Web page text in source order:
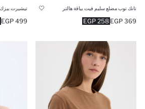
تانك توب مضلع سليم فيت بياقة هالتر
258 EGP 369 EGP
499 EGP